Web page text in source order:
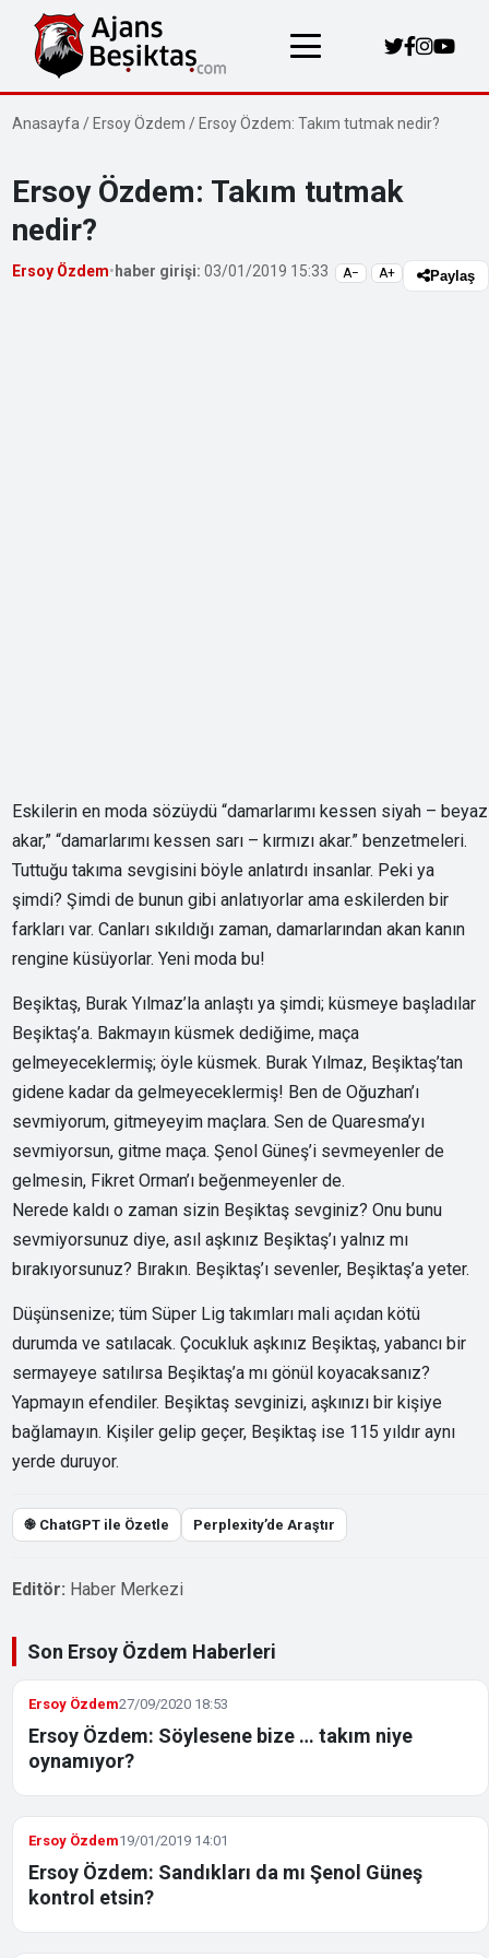
Anasayfa / Ersoy Özdem / Ersoy Özdem: Takım tutmak nedir?
Ersoy Özdem: Takım tutmak
nedir?
Ersoy Özdem• haber girişi: 03/01/2019 15:33 A− A+ Paylaş
Eskilerin en moda sözüydü “damarlarımı kessen siyah – beyaz
akar,” “damarlarımı kessen sarı – kırmızı akar.” benzetmeleri.
Tuttuğu takıma sevgisini böyle anlatırdı insanlar. Peki ya
şimdi? Şimdi de bunun gibi anlatıyorlar ama eskilerden bir
farkları var. Canları sıkıldığı zaman, damarlarından akan kanın
rengine küsüyorlar. Yeni moda bu!
Beşiktaş, Burak Yılmaz’la anlaştı ya şimdi; küsmeye başladılar
Beşiktaş’a. Bakmayın küsmek dediğime, maça
gelmeyeceklermiş; öyle küsmek. Burak Yılmaz, Beşiktaş’tan
gidene kadar da gelmeyeceklermiş! Ben de Oğuzhan’ı
sevmiyorum, gitmeyeyim maçlara. Sen de Quaresma’yı
sevmiyorsun, gitme maça. Şenol Güneş’i sevmeyenler de
gelmesin, Fikret Orman’ı beğenmeyenler de.
Nerede kaldı o zaman sizin Beşiktaş sevginiz? Onu bunu
sevmiyorsunuz diye, asıl aşkınız Beşiktaş’ı yalnız mı
bırakıyorsunuz? Bırakın. Beşiktaş’ı sevenler, Beşiktaş’a yeter.
Düşünsenize; tüm Süper Lig takımları mali açıdan kötü
durumda ve satılacak. Çocukluk aşkınız Beşiktaş, yabancı bir
sermayeye satılırsa Beşiktaş’a mı gönül koyacaksanız?
Yapmayın efendiler. Beşiktaş sevginizi, aşkınızı bir kişiye
bağlamayın. Kişiler gelip geçer, Beşiktaş ise 115 yıldır aynı
yerde duruyor.
֎ ChatGPT ile Özetle Perplexity’de Araştır
Editör: Haber Merkezi
Son Ersoy Özdem Haberleri
Ersoy Özdem27/09/2020 18:53
Ersoy Özdem: Söylesene bize … takım niye
oynamıyor?
Ersoy Özdem19/01/2019 14:01
Ersoy Özdem: Sandıkları da mı Şenol Güneş
kontrol etsin?